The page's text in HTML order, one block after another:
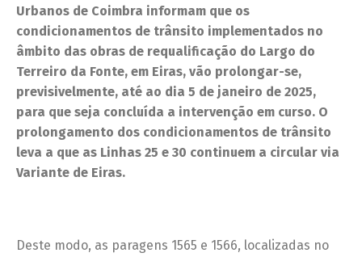
Urbanos de Coimbra informam que os
condicionamentos de trânsito implementados no
âmbito das obras de requalificação do Largo do
Terreiro da Fonte, em Eiras, vão prolongar-se,
previsivelmente, até ao dia 5 de janeiro de 2025,
para que seja concluída a intervenção em curso. O
prolongamento dos condicionamentos de trânsito
leva a que as Linhas 25 e 30 continuem a circular via
Variante de Eiras.
Deste modo, as paragens 1565 e 1566, localizadas no